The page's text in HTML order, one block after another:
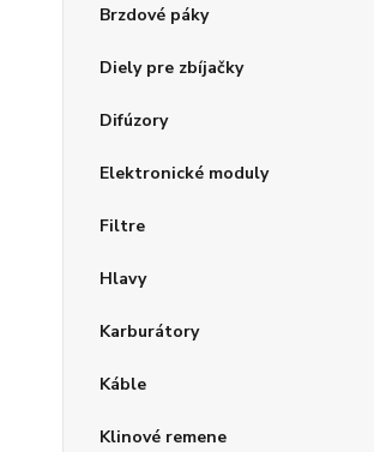
Brzdové páky
Diely pre zbíjačky
Difúzory
Elektronické moduly
Filtre
Hlavy
Karburátory
Káble
Klinové remene